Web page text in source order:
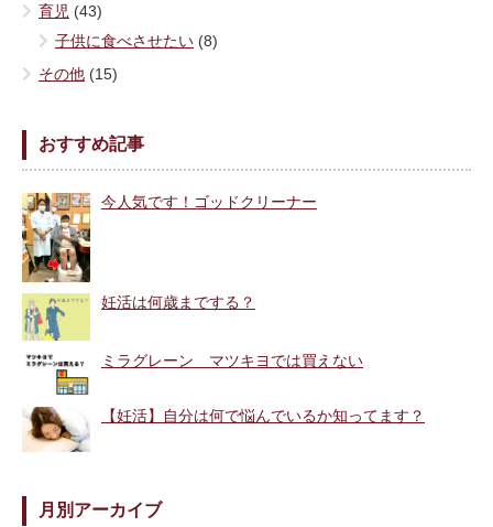
育児 (43)
子供に食べさせたい (8)
その他 (15)
おすすめ記事
今人気です！ゴッドクリーナー
妊活は何歳までする？
ミラグレーン マツキヨでは買えない
【妊活】自分は何で悩んでいるか知ってます？
月別アーカイブ